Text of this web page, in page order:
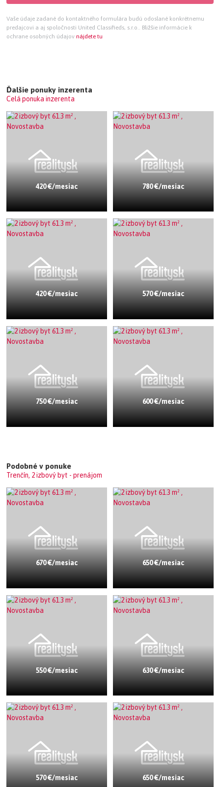
Vaše údaje zadané do kontaktného formulára budú odoslané konkrétnemu
predajcovi a aj spoločnosti United Classifieds, s.r.o.. Bližšie informácie k
ochrane osobných údajov nájdete tu
Ďalšie ponuky inzerenta
Celá ponuka inzerenta
420 €/mesiac 780 €/mesiac
420 €/mesiac 570 €/mesiac
750 €/mesiac 600 €/mesiac
Podobné v ponuke
Trenčín, 2 izbový byt - prenájom
670 €/mesiac 650 €/mesiac
550 €/mesiac 630 €/mesiac
570 €/mesiac 650 €/mesiac